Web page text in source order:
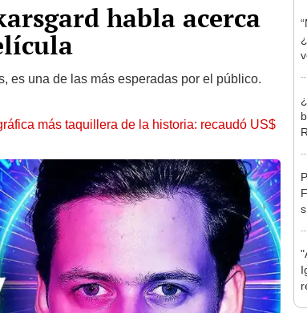
habla acerca
es una de las más esperadas por el público.
más taquillera de la historia: recaudó US$